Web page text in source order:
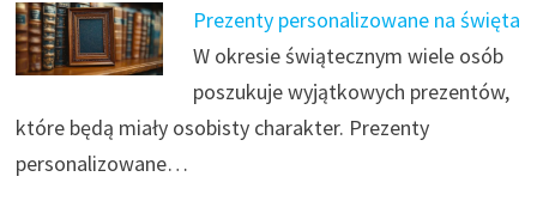
Prezenty personalizowane na święta
W okresie świątecznym wiele osób
poszukuje wyjątkowych prezentów,
które będą miały osobisty charakter. Prezenty
personalizowane…